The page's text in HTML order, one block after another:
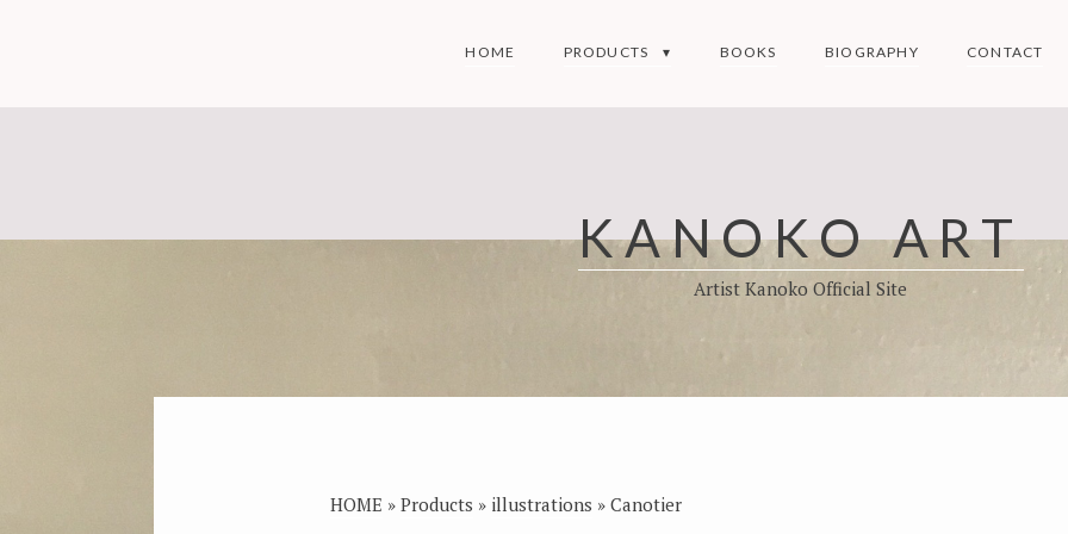
HOME PRODUCTS BOOKS BIOGRAPHY CONTACT
KANOKO ART
Artist Kanoko Official Site
HOME » Products » illustrations » Canotier